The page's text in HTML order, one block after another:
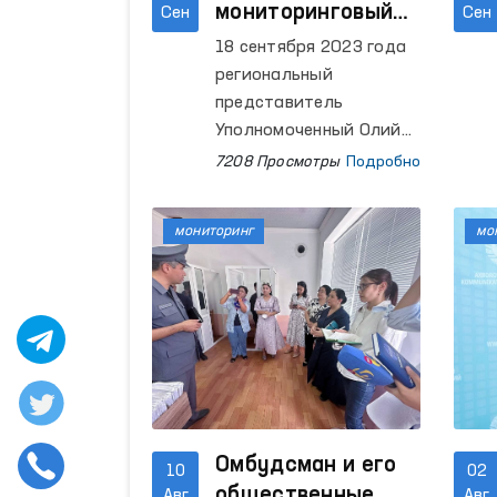
Сен
мониторинговый
визит в
следственный
изолятор №11 в
Хорезме
18 сентября 2023 года
региональный
представитель
Уполномоченный Олий
Мажлиса по правам
Хорезмской области
Одилбек Оллаёров
совершил
мониторинговый визит
в следственный
изолятор №11.
7208 Просмотры Подробно
Сен
10
Омбудсман и его
мониторинг
02